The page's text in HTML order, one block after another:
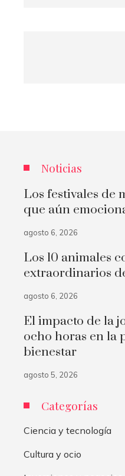
Noticias
Los festivales de
que aún
agosto 6, 2026
Los 10 animales
extraordinarios
agosto 6, 2026
El impacto de la
ocho horas en la
bienestar
agosto 5, 2026
Categorías
Ciencia y tecnología
Cultura y ocio